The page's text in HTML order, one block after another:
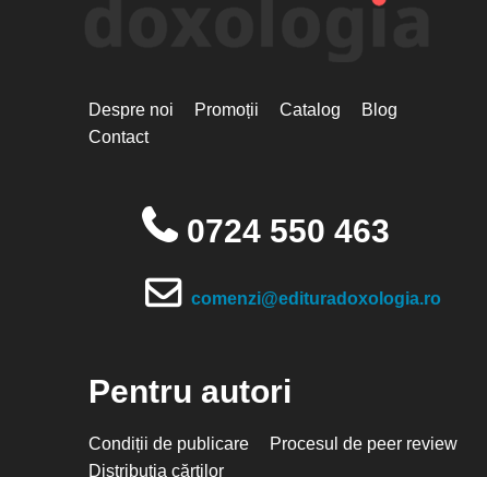
Despre noi Promoții Catalog
Blog
Contact
0724 550 463
comenzi@edituradoxologia.ro
Pentru autori
Condiții de publicare
Procesul de peer review
Distribuția cărților